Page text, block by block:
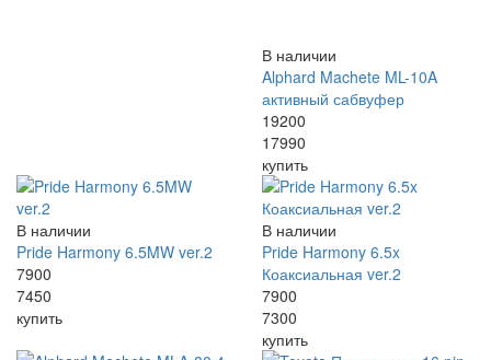
В наличии
Alphard Machete ML-10A
активный сабвуфер
19200
17990
купить
В наличии
Pride Harmony 6.5MW ver.2
7900
7450
купить
В наличии
Pride Harmony 6.5x
Коаксиальная ver.2
7900
7300
купить